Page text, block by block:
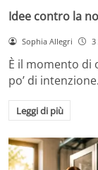
Idee contro la
Sophia Allegri
È il momento di
po’ di
Leggi di più